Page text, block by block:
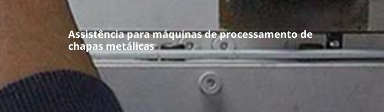
Assistência para máquinas de processamento de
chapas metálicas